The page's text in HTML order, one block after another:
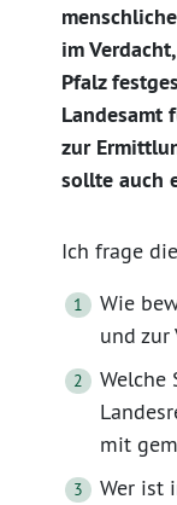
im
Pfalz
Landesamt
zur
sollte auch
Ich frage
Wie
und zur
Welche
mit
Wer ist